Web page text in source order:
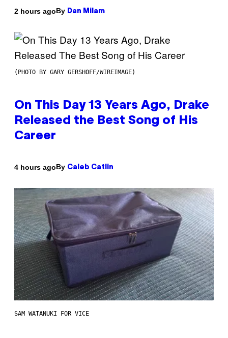
2 hours agoBy Dan Milam
(PHOTO BY GARY GERSHOFF/WIREIMAGE)
On This Day 13 Years Ago, Drake
Released the Best Song of His
Career
4 hours agoBy Caleb Catlin
SAM WATANUKI FOR VICE